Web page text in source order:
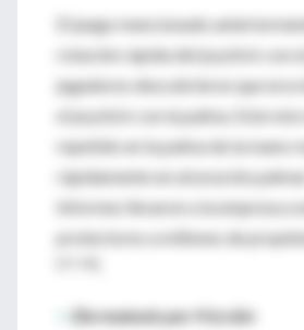
El juego mencionado
rotación rápida del joystick con
jugadores descubrieron que era
el joystick con la palma. Este
repetido en la palma de la mano
rápidamente en ulceración
informes llevaron a la empresa a
protectores a millones de
Dermatosis por fricción